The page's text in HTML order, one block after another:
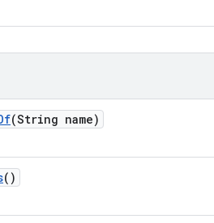
(String name)
()